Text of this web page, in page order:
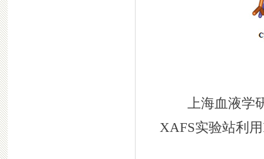
上海血液学研
XAFS实验站利